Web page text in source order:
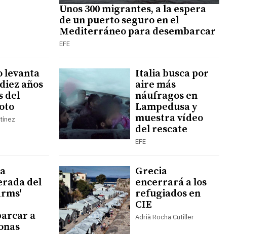
Unos 300 migrantes, a la espera
de un puerto seguro en el
Mediterráneo para desembarcar
EFE
levanta
años
del
Italia busca por
aire más
náufragos en
Lampedusa y
muestra vídeo
del rescate
EFE
del
a
Grecia
encerrará a los
refugiados en
CIE
Adrià Rocha Cutiller